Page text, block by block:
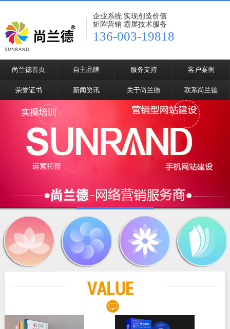
企业系统 实现创造价值
矩阵营销 霸屏技术服务
136-003-19818
尚兰德首页 自主品牌 服务支持 客户案例
荣誉证书 新闻资讯 关于尚兰德 联系尚兰德